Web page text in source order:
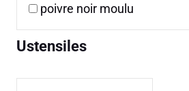
poivre noir moulu
Ustensiles